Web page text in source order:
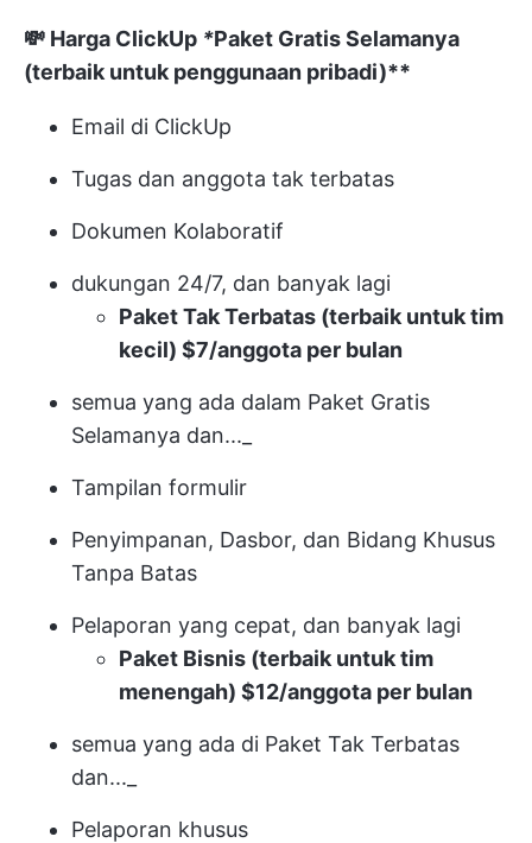
💸 Harga ClickUp *Paket Gratis Selamanya
(terbaik untuk penggunaan pribadi)**
Email di ClickUp
Tugas dan anggota tak terbatas
Dokumen Kolaboratif
dukungan 24/7, dan banyak lagi
Paket Tak Terbatas (terbaik untuk tim
kecil) $7/anggota per bulan
semua yang ada dalam Paket Gratis
Selamanya dan..._
Tampilan formulir
Penyimpanan, Dasbor, dan Bidang Khusus
Tanpa Batas
Pelaporan yang cepat, dan banyak lagi
Paket Bisnis (terbaik untuk tim
menengah) $12/anggota per bulan
semua yang ada di Paket Tak Terbatas
dan..._
Pelaporan khusus